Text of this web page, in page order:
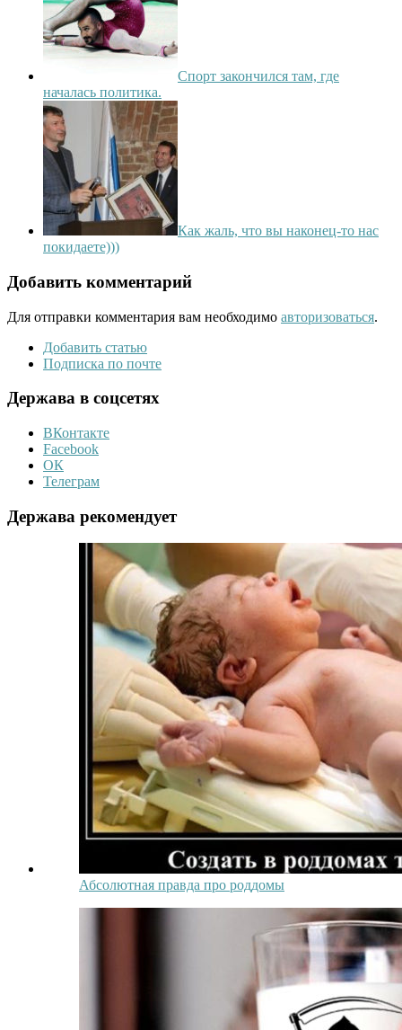
Спорт закончился там, где
началась политика.
Как жаль, что вы наконец-то нас
покидаете)))
Добавить комментарий
Для отправки комментария вам необходимо авторизоваться.
Добавить статью
Подписка по почте
Держава в соцсетях
ВКонтакте
Facebook
ОК
Телеграм
Держава рекомендует
Абсолютная правда про роддомы